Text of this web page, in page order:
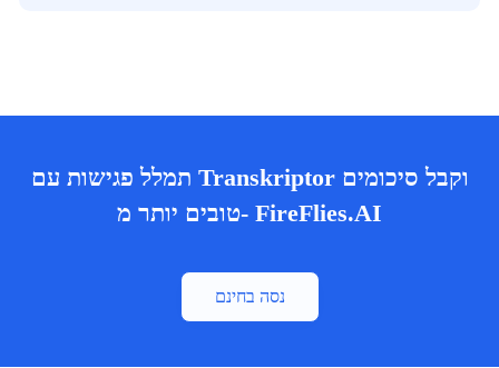
תמלל פגישות עם Transkriptor וקבל סיכומים
טובים יותר מ- FireFlies.AI
נסה בחינם